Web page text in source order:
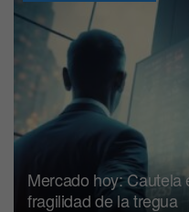
Mercado hoy: Cautela
fragilidad de la tregua